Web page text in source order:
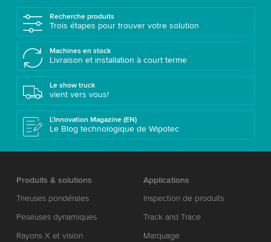
Recherche produits
Trois étapes pour trouver votre solution
Machines en stock
Livraison et installation à court terme
Le show truck
vient vers vous!
L’Innovation Magazine (EN)
Le Blog technologique de Wipotec
Produits & solutions
Trieuses pondérales
Peseuses dynamiques
Rayons X et vision
Applications
Inspection de produits
Track and Trace
Marquage